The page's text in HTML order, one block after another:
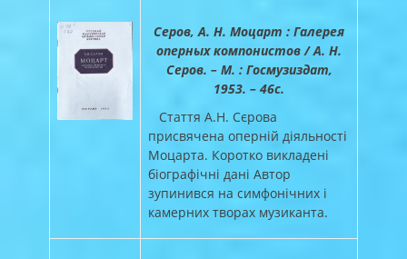
Серов, А. Н. Моцарт : Галерея
оперных компонистов / А. Н.
Серов. – М. : Госмузиздат,
1953. – 46с.
Стаття А.Н. Сєрова
присвячена оперній діяльності
Моцарта. Коротко викладені
біографічні дані Автор
зупинився на симфонічних і
камерних творах музиканта.